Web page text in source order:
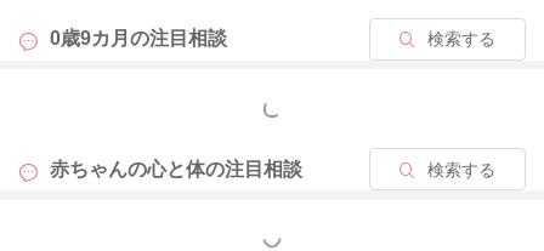
0歳9カ月の注目相談 検索する
もっと見る
赤ちゃんの心と体の注目相談 検索する
もっと見る